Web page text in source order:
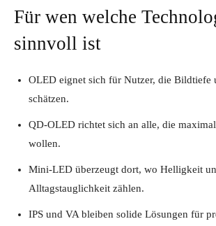
Für wen welche
sinnvoll ist
OLED eignet sich für Nutzer, die Bildtiefe
schätzen.
QD-OLED richtet sich an alle, die
wollen.
Mini-LED überzeugt dort, wo Helligkeit
Alltagstauglichkeit zählen.
IPS und VA bleiben solide Lösungen für